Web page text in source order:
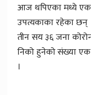
आज थपिएका मध्ये एक
उपत्यकाका रहेका छन्
तीन सय ३६ जना
निको हुनेको संख्या
।